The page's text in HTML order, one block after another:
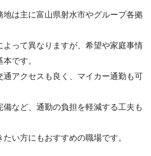
地は主に富山県射水市やグループ各拠
よって異なりますが、希望や家庭事情
です。
通アクセスも良く、マイカー通勤も可
備など、通勤の負担を軽減する工夫も
い方にもおすすめの職場です。